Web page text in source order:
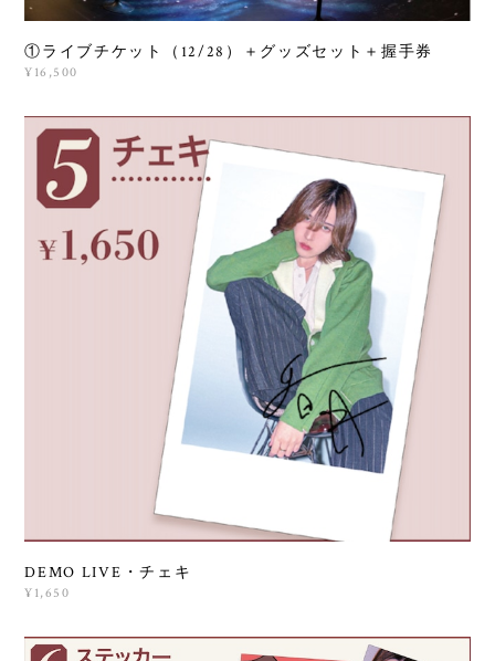
①ライブチケット（12/28）＋グッズセット＋握手券
¥16,500
DEMO LIVE・チェキ
¥1,650